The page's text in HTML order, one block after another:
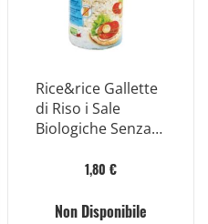
Rice&rice Gallette
di Riso i Sale
Biologiche Senza
1,80 €
Non Disponibile